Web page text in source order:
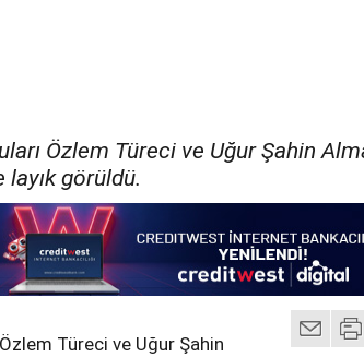
Özlem Türeci ve Uğur Şahin
layık görüldü.
Türeci ve Uğur Şahin